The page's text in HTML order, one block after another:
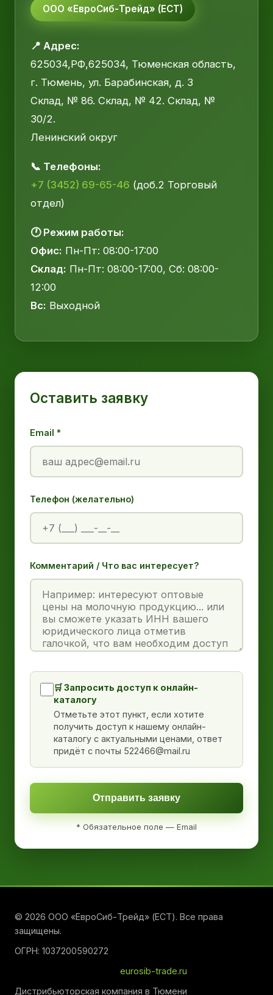
ООО «ЕвроСиб-Трейд» (ЕСТ)
📍 Адрес:
625034,РФ,625034, Тюменская область,
г. Тюмень, ул. Барабинская, д. 3
Склад, № 86. Склад, № 42. Склад, №
30/2.
Ленинский округ
📞 Телефоны:
+7 (3452) 69-65-46 (доб.2 Торговый
отдел)
🕐 Режим работы:
Офис: Пн-Пт: 08:00-17:00
Склад: Пн-Пт: 08:00-17:00, Сб: 08:00-
12:00
Вс: Выходной
Оставить заявку
Email *
Телефон (желательно)
Комментарий / Что вас интересует?
🛒 Запросить доступ к онлайн-
каталогу
Отметьте этот пункт, если хотите
получить доступ к нашему онлайн-
каталогу с актуальными ценами, ответ
придёт с почты 522466@mail.ru
Отправить заявку
* Обязательное поле — Email
© 2026 ООО «ЕвроСиб-Трейд» (ЕСТ). Все права
защищены.
ОГРН: 1037200590272
eurosib-trade.ru
Дистрибьюторская компания в Тюмени